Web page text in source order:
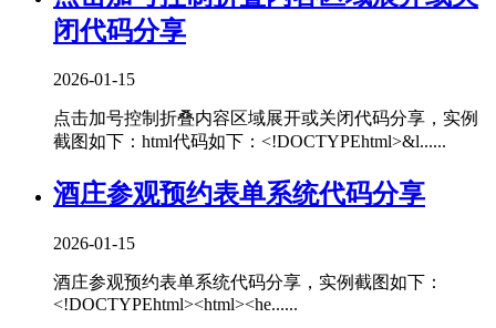
闭代码分享
2026-01-15
点击加号控制折叠内容区域展开或关闭代码分享，实例
截图如下：html代码如下：<!DOCTYPEhtml>&l......
酒庄参观预约表单系统代码分享
2026-01-15
酒庄参观预约表单系统代码分享，实例截图如下：
<!DOCTYPEhtml><html><he......